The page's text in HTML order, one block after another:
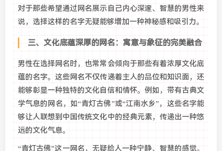
对于那些希望通过网名展示自己内心深邃、智慧的男性来
说，选择这样的名字无疑能够增加一种神秘感和吸引力。
三、文化底蕴深厚的网名：寓意与象征的完美融合
男性在选择网名时，也常常会倾向于那些有着浓厚文化底
蕴的名字。这些网名不仅传递着主人的品位和知识面，还
能够彰显一种独特的文化自信和情怀。例如，带有古典文
学气息的网名，如“青灯古佛”或“江南水乡”，这些名字能
够让人联想到中国传统文化中的经典元素，传递出一种悠
远的文化气息。
“青灯古佛”这一网名，无疑给人一种宁静、智慧的感觉。